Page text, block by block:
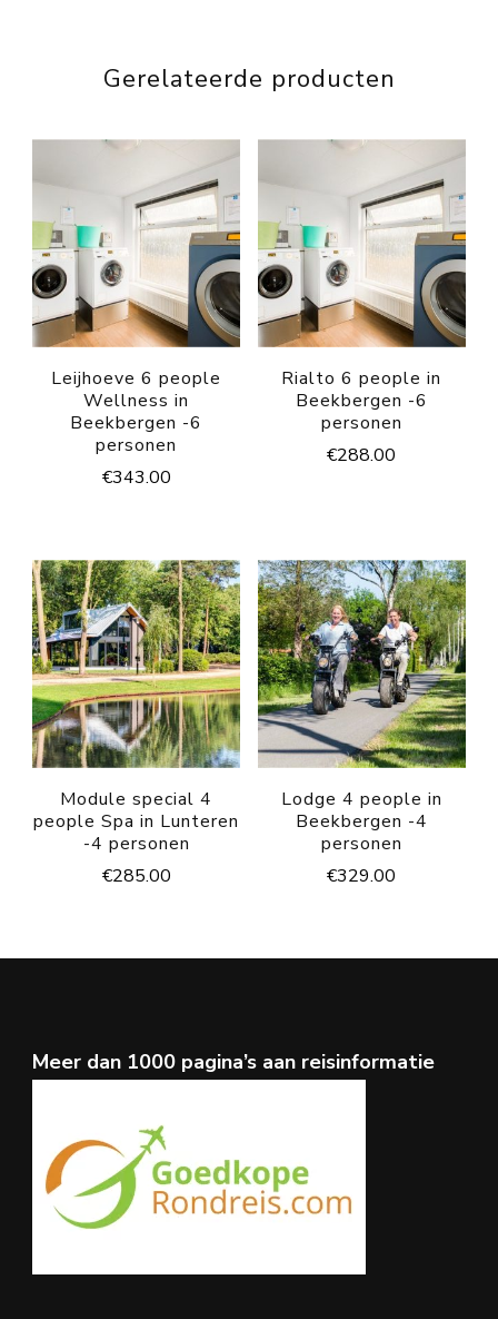
Gerelateerde producten
Leijhoeve 6 people
Wellness in
Beekbergen -6
personen
€343.00
Rialto 6 people in
Beekbergen -6
personen
€288.00
Module special 4
people Spa in Lunteren
-4 personen
€285.00
Lodge 4 people in
Beekbergen -4
personen
€329.00
Meer dan 1000 pagina’s aan reisinformatie